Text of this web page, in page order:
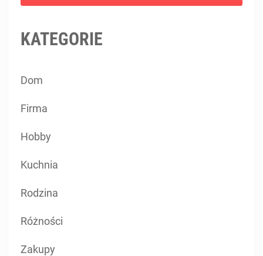
KATEGORIE
Dom
Firma
Hobby
Kuchnia
Rodzina
Różności
Zakupy